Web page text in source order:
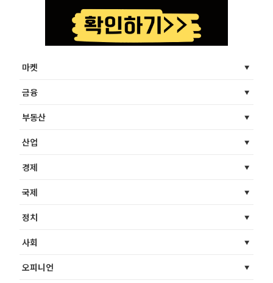
마켓
금융
부동산
산업
경제
국제
정치
사회
오피니언